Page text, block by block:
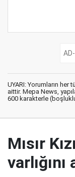
UYARI: Yorumların
aittir. Mepa News,
600 karakterle (boşluklu)
Mısır
varlığını